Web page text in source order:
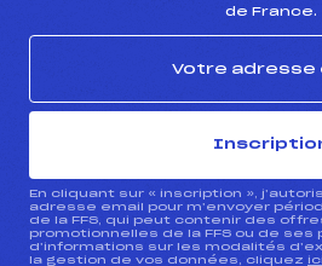
de France.
En cliquant sur « inscription »,
adresse email pour m’envoyer
de la FFS, qui peut contenir des
promotionnelles de la FFS ou de ses
d’informations sur les modalités
la gestion de vos données, cliquez ici